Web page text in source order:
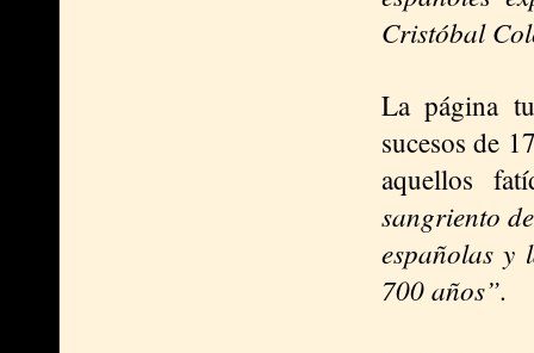
Cristóbal
La página
sucesos de
aquellos
sangriento
españolas y
700 años”.